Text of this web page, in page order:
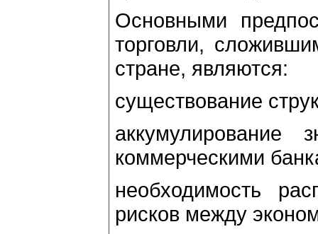
Основными
торговли,
стране, являются:
существование
аккумулирование
коммерческими
необходимость
рисков между